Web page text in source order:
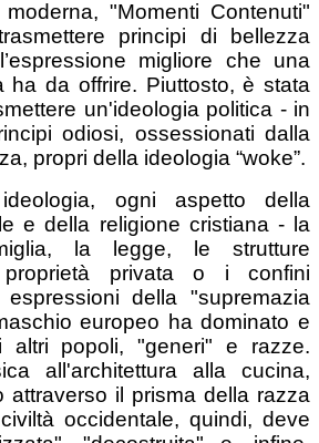
"Momenti Contenuti"
principi di bellezza
migliore che una
ha da offrire. Piuttosto, è stata
un'ideologia politica - in
odiosi, ossessionati dalla
propri della ideologia “woke”.
ogni aspetto della
e della religione cristiana - la
la legge, le strutture
privata o i confini
della "supremazia
europeo ha dominato e
altri popoli, "generi" e razze.
all'architettura alla cucina,
attraverso il prisma della razza
occidentale, quindi, deve